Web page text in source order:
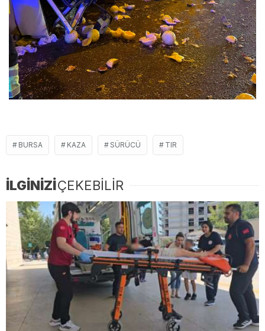
BURSA KAZA SÜRÜCÜ TIR
İLGİNİZİÇEKEBİLİR